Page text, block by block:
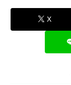
X